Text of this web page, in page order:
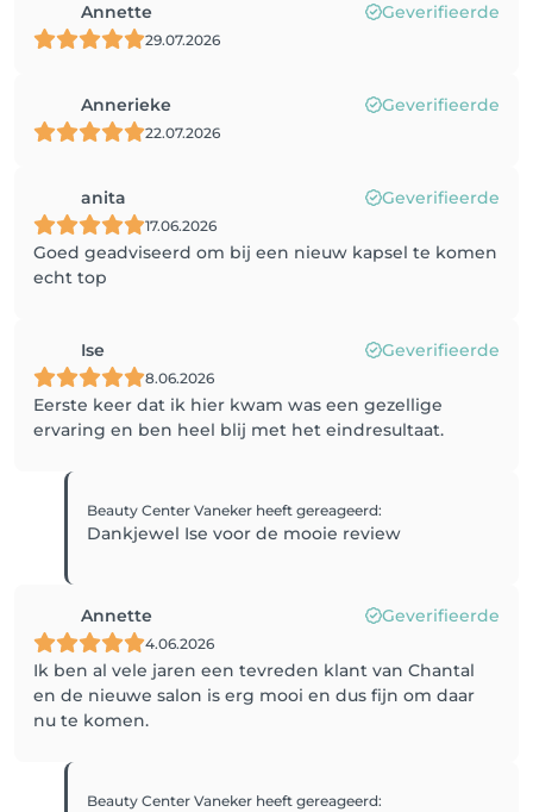
Annette Geverifieerde
29.07.2026
Annerieke Geverifieerde
22.07.2026
anita Geverifieerde
17.06.2026
Goed geadviseerd om bij een nieuw kapsel te komen
echt top
Ise Geverifieerde
8.06.2026
Eerste keer dat ik hier kwam was een gezellige
ervaring en ben heel blij met het eindresultaat.
Beauty Center Vaneker heeft gereageerd:
Dankjewel Ise voor de mooie review
Annette Geverifieerde
4.06.2026
Ik ben al vele jaren een tevreden klant van Chantal
en de nieuwe salon is erg mooi en dus fijn om daar
nu te komen.
Beauty Center Vaneker heeft gereageerd: